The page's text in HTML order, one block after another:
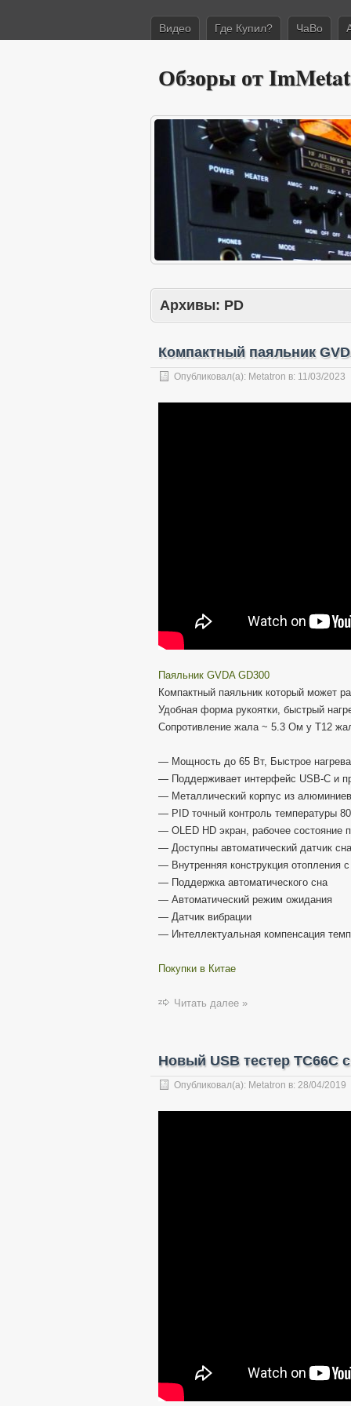
Видео Где Купил? ЧаВо
Обзоры от
Архивы: PD
Компактный паяльник
Опубликовал(а): Metatron в: 11/03/2023
Паяльник GVDA GD300
Компактный паяльник который может
Удобная форма рукоятки, быстрый
Сопротивление жала ~ 5.3 Ом у Т12
— Мощность до 65 Вт, Быстрое
— Поддерживает интерфейс USB-C и
— Металлический корпус из
— PID точный контроль температуры
— OLED HD экран, рабочее состояние
— Доступны автоматический датчик
— Внутренняя конструкция отопления
— Поддержка автоматического сна
— Автоматический режим ожидания
— Датчик вибрации
— Интеллектуальная компенсация
Покупки в Китае
Читать далее »
Новый USB тестер TC66C
Опубликовал(а): Metatron в: 28/04/2019